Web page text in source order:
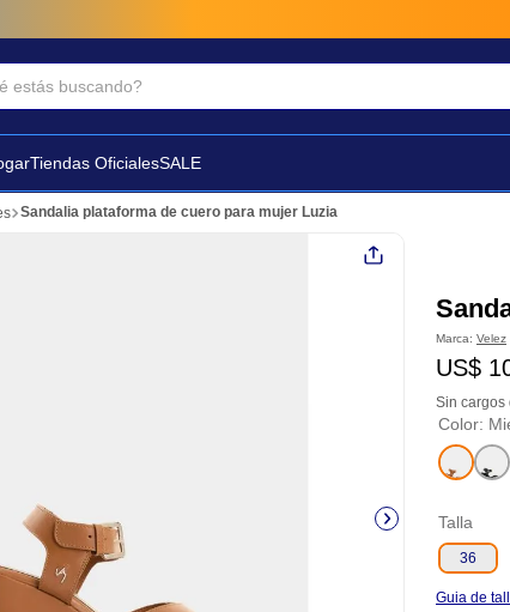
buscando?
Tiendas OficialesSALE
Sandalia plataforma de cuero para mujer Luzia
Marca: Velez
US$
Sin cargos
Color:
Talla
36
Guia de
Más Buscados